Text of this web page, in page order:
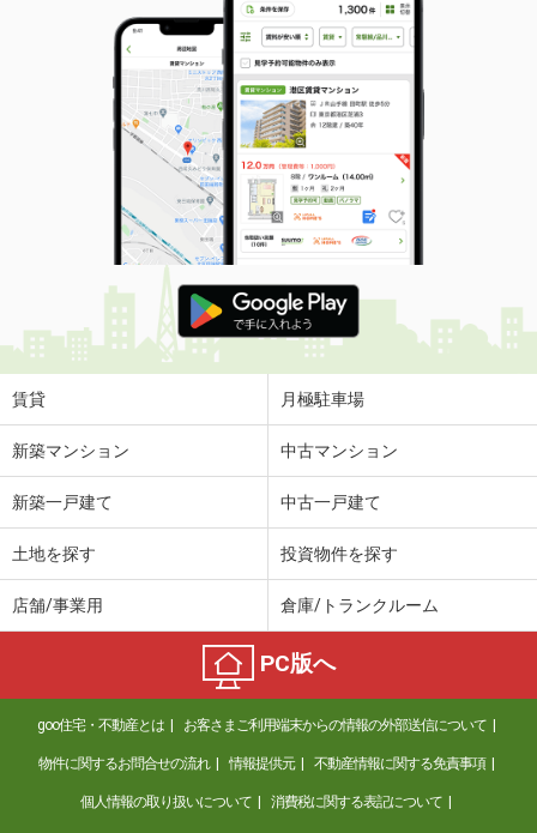
賃貸 月極駐車場
新築マンション 中古マンション
新築一戸建て 中古一戸建て
土地を探す 投資物件を探す
店舗/事業用 倉庫/トランクルーム
PC版へ
goo住宅・不動産とは お客さまご利用端末からの情報の外部送信について
物件に関するお問合せの流れ 情報提供元 不動産情報に関する免責事項
個人情報の取り扱いについて 消費税に関する表記について